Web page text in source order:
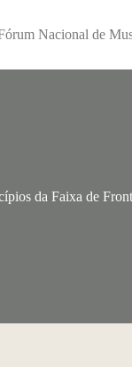
Nacional de
da Faixa de